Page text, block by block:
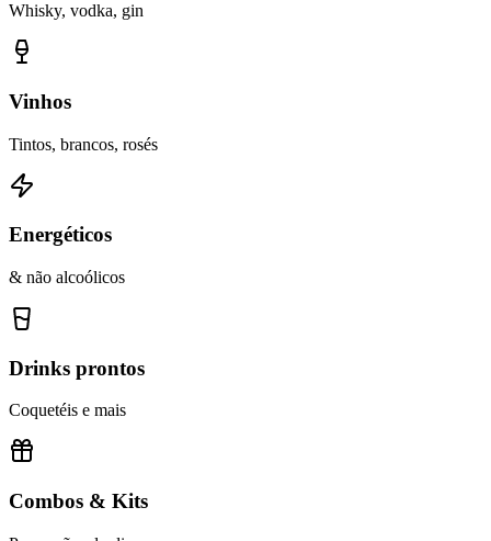
Whisky, vodka, gin
Vinhos
Tintos, brancos, rosés
Energéticos
& não alcoólicos
Drinks prontos
Coquetéis e mais
Combos & Kits